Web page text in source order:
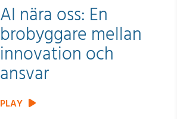
AI nära oss: En
brobyggare mellan
innovation och
ansvar
PLAY